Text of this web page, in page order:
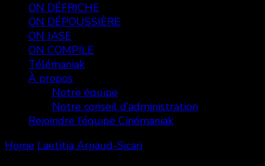
ON DÉFRICHE
ON DÉPOUSSIÈRE
ON JASE
ON COMPILE
Télémaniak
À propos
Notre équipe
Notre conseil d’administration
Rejoindre l’équipe Cinémaniak
Home Laetitia Arnaud-Sicari